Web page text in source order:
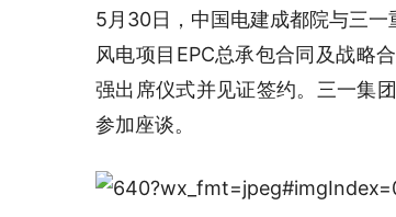
5月30日，中国电建成都院与三
风电项目EPC总承包合同及战略
强出席仪式并见证签约。三一集
参加座谈。